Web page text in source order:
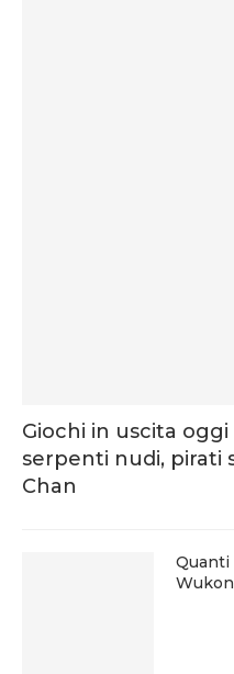
Giochi in uscita
serpenti nudi, pirati
Chan
Quanti